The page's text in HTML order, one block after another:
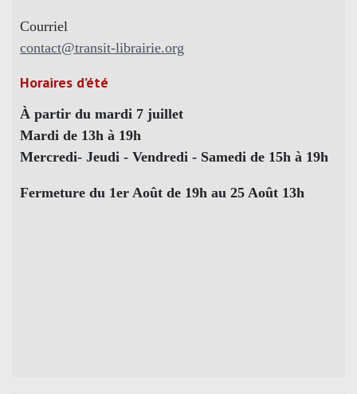
Courriel
contact@transit-librairie.org
Horaires d’été
À partir du mardi 7 juillet
Mardi de 13h à 19h
Mercredi- Jeudi - Vendredi - Samedi de 15h à 19h
Fermeture du 1er Août de 19h au 25 Août 13h